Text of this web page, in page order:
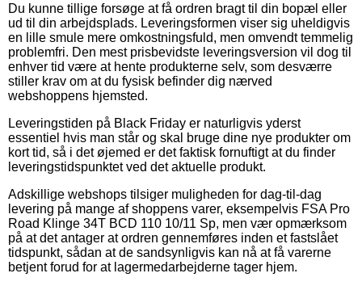
Du kunne tillige forsøge at få ordren bragt til din bopæl eller
ud til din arbejdsplads. Leveringsformen viser sig uheldigvis
en lille smule mere omkostningsfuld, men omvendt temmelig
problemfri. Den mest prisbevidste leveringsversion vil dog til
enhver tid være at hente produkterne selv, som desværre
stiller krav om at du fysisk befinder dig nærved
webshoppens hjemsted.
Leveringstiden på Black Friday er naturligvis yderst
essentiel hvis man står og skal bruge dine nye produkter om
kort tid, så i det øjemed er det faktisk fornuftigt at du finder
leveringstidspunktet ved det aktuelle produkt.
Adskillige webshops tilsiger muligheden for dag-til-dag
levering på mange af shoppens varer, eksempelvis FSA Pro
Road Klinge 34T BCD 110 10/11 Sp, men vær opmærksom
på at det antager at ordren gennemføres inden et fastslået
tidspunkt, sådan at de sandsynligvis kan nå at få varerne
betjent forud for at lagermedarbejderne tager hjem.